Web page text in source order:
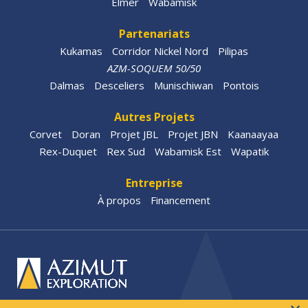
Partenariats
Kukamas Corridor Nickel Nord
Pilipas
AZM-SOQUEM 50/50
Dalmas
Desceliers Munischiwan Pontois
Autres Projets
Corvet Doran Projet JBL Projet JBN
Kaanaayaa
Rex-Duquet
Rex Sud Wabamisk Est Wapatik
Entreprise
À propos Financement